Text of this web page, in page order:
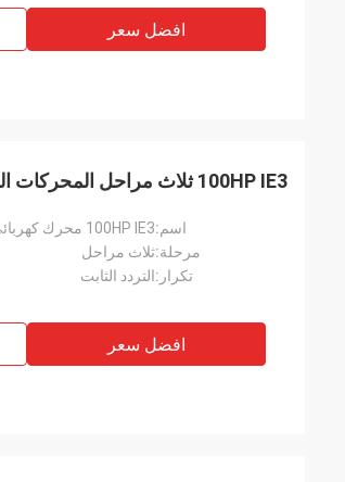
افضل سعر
100HP IE3 ثلاث مراحل المحركات الكهربائية مضخات عالية الكفاءة
اسم:100HP IE3 محرك كهربائي ثلاثي الأطوار عالي الكفاءة للمضخات
مرحلة:ثلاث مراحل
تكرار:التردد الثابت
افضل سعر